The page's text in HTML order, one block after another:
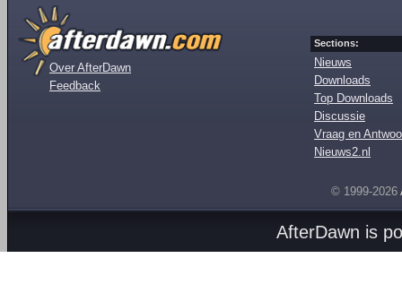
Over AfterDawn
Feedback
Sections:
Nieuws
Downloads
Top Downloads
Discussie
Vraag en
Nieuws2.nl
© 1999-2026
AfterDawn is